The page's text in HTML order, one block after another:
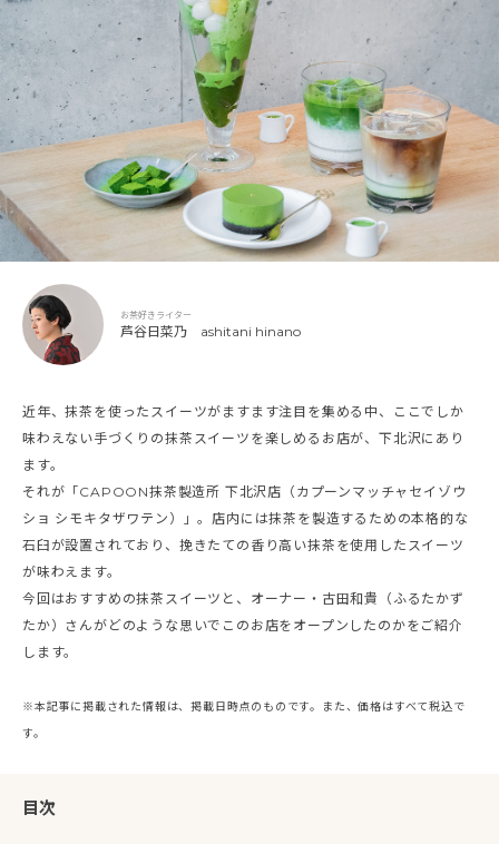
お茶好きライター
芦谷日菜乃 ashitani hinano
近年、抹茶を使ったスイーツがますます注目を集める中、ここでしか
味わえない手づくりの抹茶スイーツを楽しめるお店が、下北沢にあり
ます。
それが「CAPOON抹茶製造所 下北沢店（カプーンマッチャセイゾウ
ショ シモキタザワテン）」。店内には抹茶を製造するための本格的な
石臼が設置されており、挽きたての香り高い抹茶を使用したスイーツ
が味わえます。
今回はおすすめの抹茶スイーツと、オーナー・古田和貴（ふるたかず
たか）さんがどのような思いでこのお店をオープンしたのかをご紹介
します。
※本記事に掲載された情報は、掲載日時点のものです。また、価格はすべて税込で
す。
目次